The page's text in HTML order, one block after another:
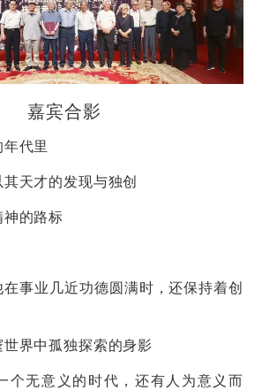
嘉宾合影
代里
天才的发现与独创
的路标
在事业几近功德圆满时，还保持着创
界中孤独探索的身影
个无意义的时代，还有人为意义而